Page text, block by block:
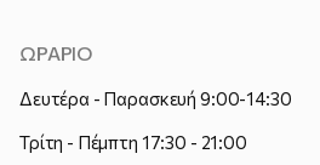
ΩΡΑΡΙΟ
Δευτέρα - Παρασκευή 9:00-14:30
Τρίτη - Πέμπτη 17:30 - 21:00